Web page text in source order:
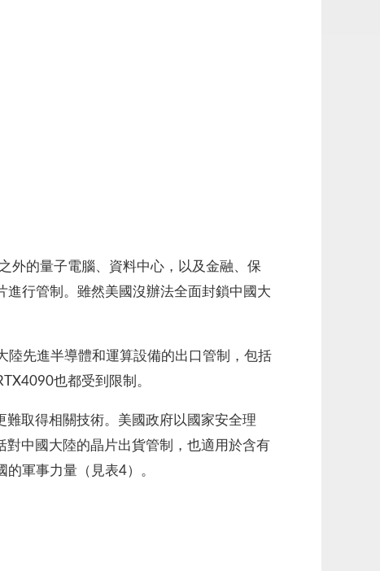
外的量子電腦、資料中心，以及金融、保
行管制。雖然美國沒辦法全面封鎖中國大
先進半導體和運算設備的出口管制，包括
也都受到限制。
取得相關技術。美國政府以國家安全理
中國大陸的晶片出貨管制，也適用於含有
軍事力量（見表4）。